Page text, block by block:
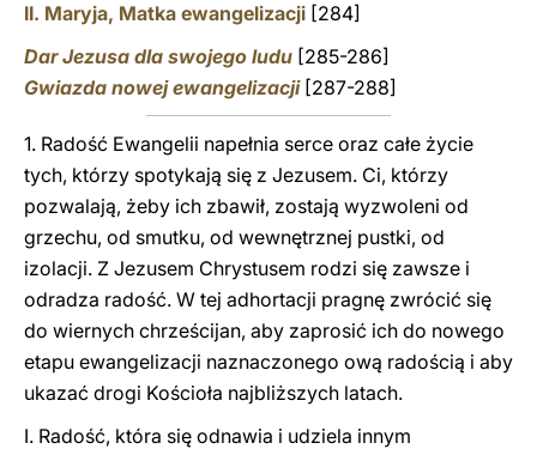
II. Maryja, Matka ewangelizacji [284]
Dar Jezusa dla swojego ludu [285-286]
Gwiazda nowej ewangelizacji [287-288]
1. Radość Ewangelii napełnia serce oraz całe życie
tych, którzy spotykają się z Jezusem. Ci, którzy
pozwalają, żeby ich zbawił, zostają wyzwoleni od
grzechu, od smutku, od wewnętrznej pustki, od
izolacji. Z Jezusem Chrystusem rodzi się zawsze i
odradza radość. W tej adhortacji pragnę zwrócić się
do wiernych chrześcijan, aby zaprosić ich do nowego
etapu ewangelizacji naznaczonego ową radością i aby
ukazać drogi Kościoła najbliższych latach.
I. Radość, która się odnawia i udziela innym